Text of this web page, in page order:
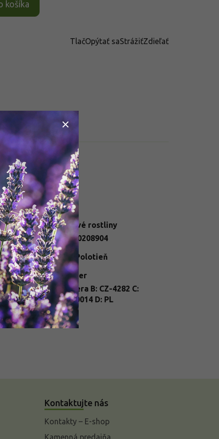
košíka
TlačOpýtať saStrážiťZdieľať
parametre
:
Popínavé rostliny
:
2284900208904
:
Slnko Polotieň
:
kontajner
:
A: Hedera B: CZ-4282 C:
25/FP/0014 D: PL
Kontaktujte nás
Kontakty – E-shop
Kamenná predajňa